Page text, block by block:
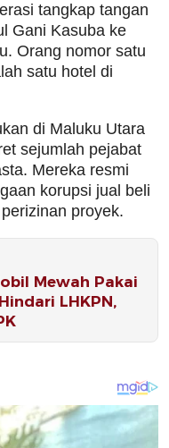
tangkap tangan
Gani Kasuba ke
Orang nomor satu
satu hotel di
di Maluku Utara
sejumlah pejabat
Mereka resmi
korupsi jual beli
proyek.
Mewah Pakai
LHKPN,